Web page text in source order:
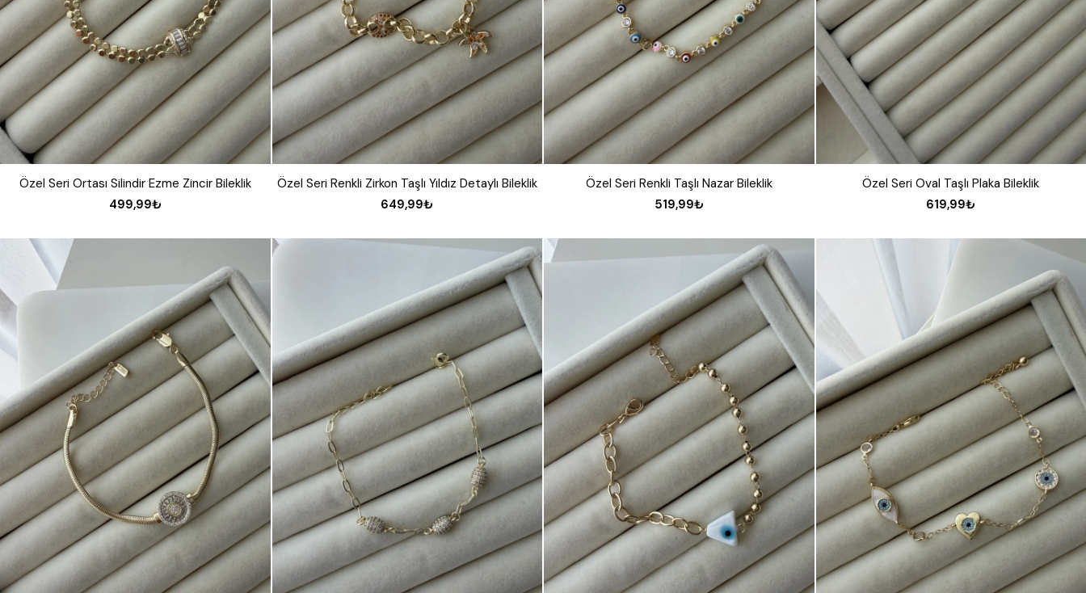
Özel Seri Ortası Silindir Ezme Zincir Bileklik
499,99₺
Özel Seri Renkli Zirkon Taşlı Yıldız Detaylı Bileklik
649,99₺
Özel Seri Renkli Taşlı Nazar Bileklik
519,99₺
Özel Seri Oval Taşlı Plaka Bileklik
619,99₺